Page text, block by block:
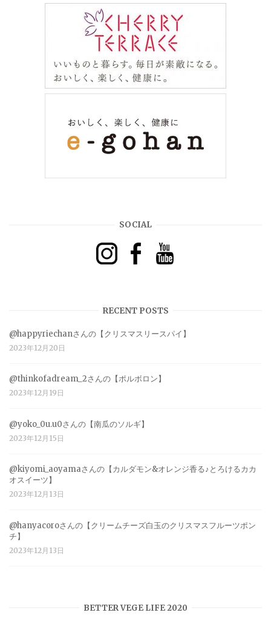
SOCIAL
RECENT POSTS
@happyriechanさんの【クリスマスリースパイ】
2023年12月20日
@thinkofadream_2さんの【ポルボロン】
2023年12月19日
@yoko_0u.u0さんの【南瓜のソルギ】
2023年12月15日
@kiyomi_aoyamaさんの【カルダモン&オレンジ香る♪とろけるカカ
オスイーツ】
2023年12月13日
@hanyacoroさんの【クリームチーズ白玉のクリスマスフルーツポン
チ】
2023年12月13日
BETTER VEGE LIFE 2020